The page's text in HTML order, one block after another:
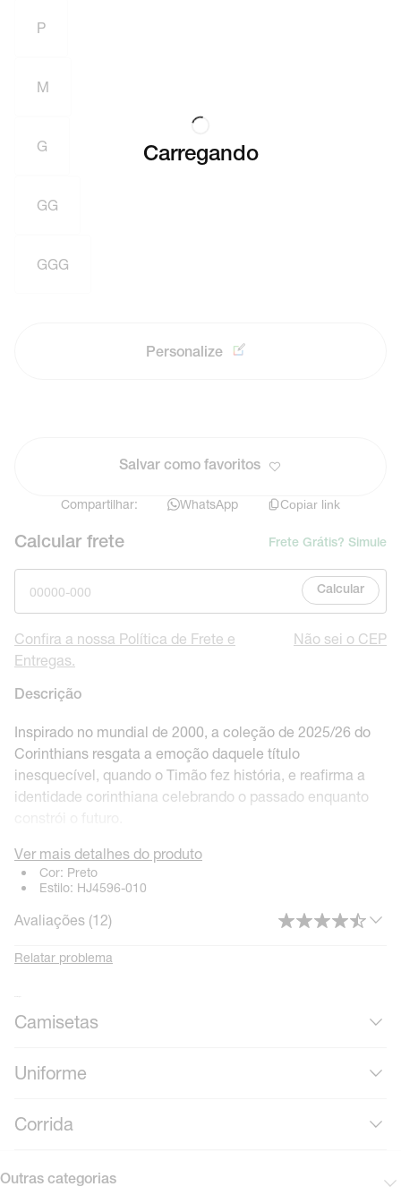
P
M
G
GG
GGG
Personalize
Salvar como favoritos
Compartilhar: WhatsApp Copiar link
Calcular frete Frete Grátis? Simule
Calcular
Confira a nossa Política de Frete e
Entregas.
Não sei o CEP
Descrição
Inspirado no mundial de 2000, a coleção de 2025/26 do
Corinthians resgata a emoção daquele título
inesquecível, quando o Timão fez história, e reafirma a
identidade corinthiana celebrando o passado enquanto
Ver mais detalhes do produto
Cor: Preto
Estilo: HJ4596-010
Avaliações (12)
Relatar problema
Carregando
Camisetas
Uniforme
Corrida
Outras categorias